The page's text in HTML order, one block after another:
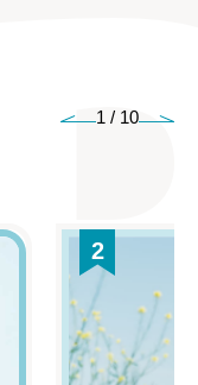
1 / 10
2